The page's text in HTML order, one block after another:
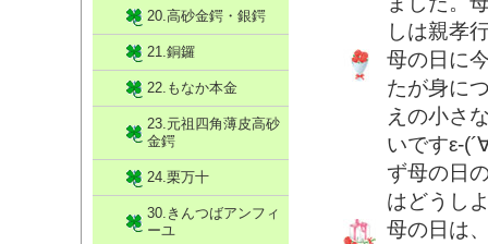
しは親孝
母の日に
たが身に
えの小さ
いですε-
ず母の日
はどうし
母の日は
20.高砂金鍔・銀鍔
21.銅鑼
22.もなか本金
23.元祖四角薄皮高砂
金鍔
24.栗万十
30.きんつばアンフィ
ーユ